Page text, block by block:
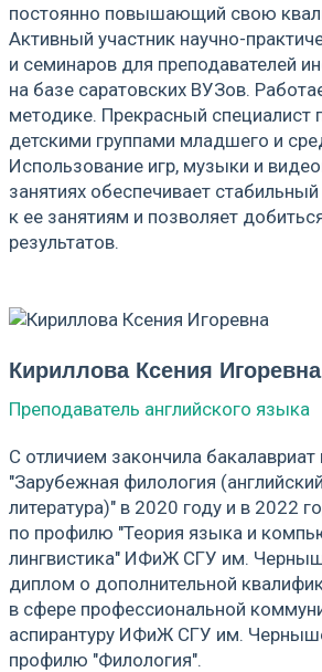
постоянно повышающий свою
Активный участник научно-
и семинаров для преподавателей
на базе саратовских ВУЗов.
методике. Прекрасный специалист
детскими группами младшего и
Использование игр, музыки и
занятиях обеспечивает
к ее занятиям и позволяет
результатов.
Кириллова Ксения Игоревна
Преподаватель английского языка
С отличием закончила
"Зарубежная филология
литература)" в 2020 году и в 2022
по профилю "Теория языка и
лингвистика" ИФиЖ СГУ им.
диплом о дополнительной
в сфере профессиональной
аспирантуру ИФиЖ СГУ им.
профилю "Филология".